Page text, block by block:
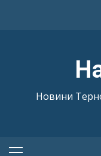
Новини